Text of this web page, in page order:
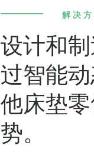
解决
设计和
过智能
他床垫
势。